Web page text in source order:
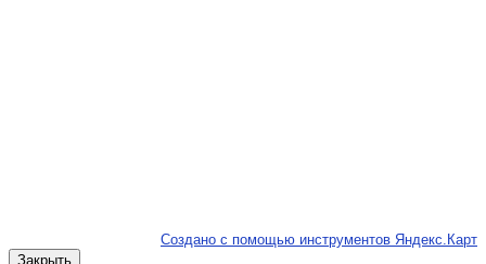
Создано с помощью инструментов Яндекс.Карт
Закрыть